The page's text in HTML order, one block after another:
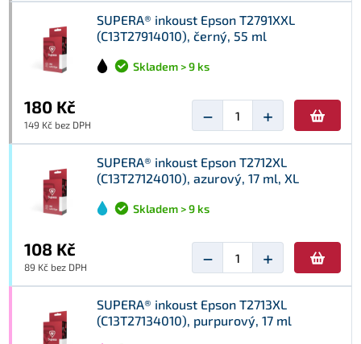
SUPERA® inkoust Epson T2791XXL
(C13T27914010), černý, 55 ml
Skladem > 9 ks
180 Kč
149 Kč bez DPH − +
SUPERA® inkoust Epson T2712XL
(C13T27124010), azurový, 17 ml, XL
Skladem > 9 ks
108 Kč
89 Kč bez DPH − +
SUPERA® inkoust Epson T2713XL
(C13T27134010), purpurový, 17 ml